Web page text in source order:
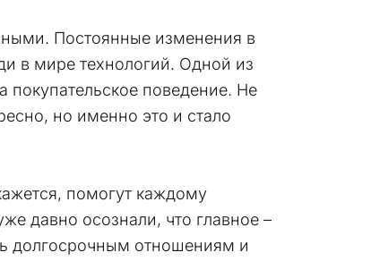
Постоянные изменения в
в мире технологий. Одной из
поведение. Не
но именно это и стало
помогут каждому
давно осознали, что главное –
долгосрочным отношениям и